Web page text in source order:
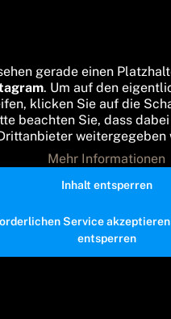
gerade einen
. Um auf den
klicken Sie auf die
beachten Sie, dass
weitergegeben
Mehr Informationen
Inhalt entsperren
Service akzeptieren
entsperren